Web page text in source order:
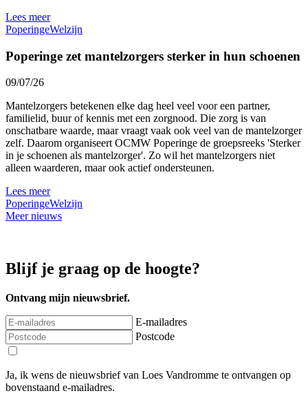
Lees meer
PoperingeWelzijn
Poperinge zet mantelzorgers sterker in hun schoenen
09/07/26
Mantelzorgers betekenen elke dag heel veel voor een partner,
familielid, buur of kennis met een zorgnood. Die zorg is van
onschatbare waarde, maar vraagt vaak ook veel van de mantelzorger
zelf. Daarom organiseert OCMW Poperinge de groepsreeks 'Sterker
in je schoenen als mantelzorger'. Zo wil het mantelzorgers niet
alleen waarderen, maar ook actief ondersteunen.
Lees meer
PoperingeWelzijn
Meer nieuws
Blijf je graag op de hoogte?
Ontvang mijn nieuwsbrief.
E-mailadres
Postcode
Ja, ik wens de nieuwsbrief van Loes Vandromme te ontvangen op
bovenstaand e-mailadres.